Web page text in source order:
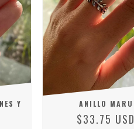
Y
ANILLO MARU
$33.75 USD